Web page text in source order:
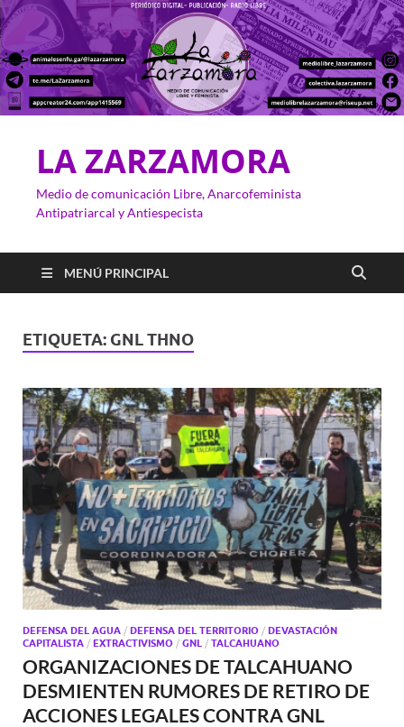
LA ZARZAMORA
Medio de comunicación Libre, Anarcofeminista
Antipatriarcal y Antiespecista
MENÚ PRINCIPAL
ETIQUETA: GNL THNO
DEFENSA DEL AGUA / DEFENSA DEL TERRITORIO / DEVASTACIÓN
CAPITALISTA / EXTRACTIVISMO / GNL / TALCAHUANO
ORGANIZACIONES DE TALCAHUANO
DESMIENTEN RUMORES DE RETIRO DE
ACCIONES LEGALES CONTRA GNL